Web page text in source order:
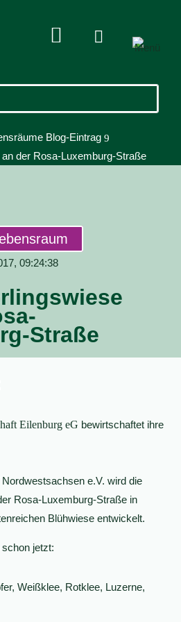
 
Blog-Eintrag 9
der Rosa-Luxemburg-Straße
09:24:38
Straße
Eilenburg eG bewirtschaftet ihre
e.V. wird die
Rosa-Luxemburg-Straße in
Blühwiese entwickelt.
jetzt:
Weißklee, Rotklee, Luzerne,